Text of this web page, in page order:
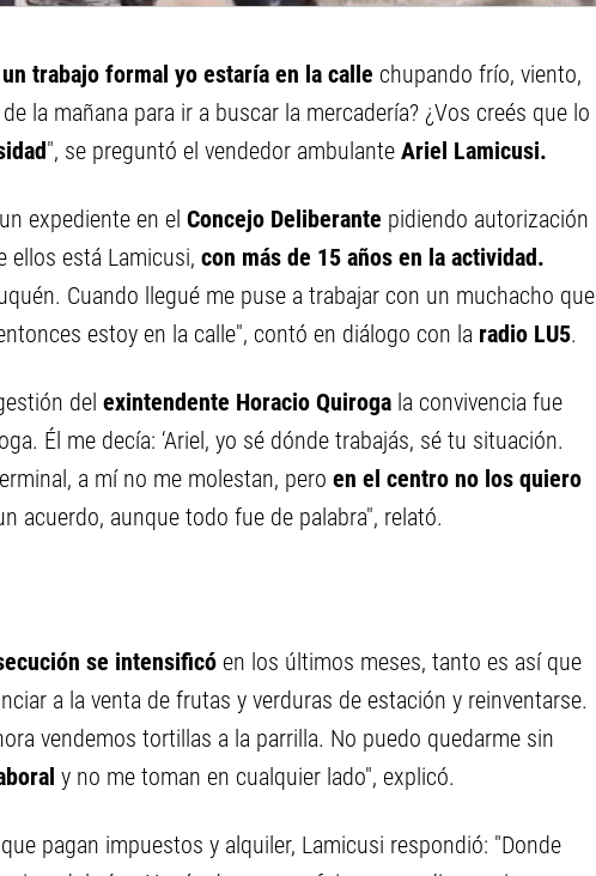
trabajo formal yo estaría en la calle chupando frío, viento,
la mañana para ir a buscar la mercadería? ¿Vos creés que lo
", se preguntó el vendedor ambulante Ariel Lamicusi.
expediente en el Concejo Deliberante pidiendo autorización
ellos está Lamicusi, con más de 15 años en la actividad.
Cuando llegué me puse a trabajar con un muchacho que
estoy en la calle", contó en diálogo con la radio LU5.
del exintendente Horacio Quiroga la convivencia fue
Él me decía: ‘Ariel, yo sé dónde trabajás, sé tu situación.
a mí no me molestan, pero en el centro no los quiero
acuerdo, aunque todo fue de palabra", relató.
se intensificó en los últimos meses, tanto es así que
a la venta de frutas y verduras de estación y reinventarse.
vendemos tortillas a la parrilla. No puedo quedarme sin
y no me toman en cualquier lado", explicó.
pagan impuestos y alquiler, Lamicusi respondió: "Donde